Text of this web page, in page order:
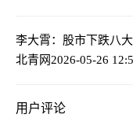
李大霄：股市下跌八
北青网2026-05-26
用户评论